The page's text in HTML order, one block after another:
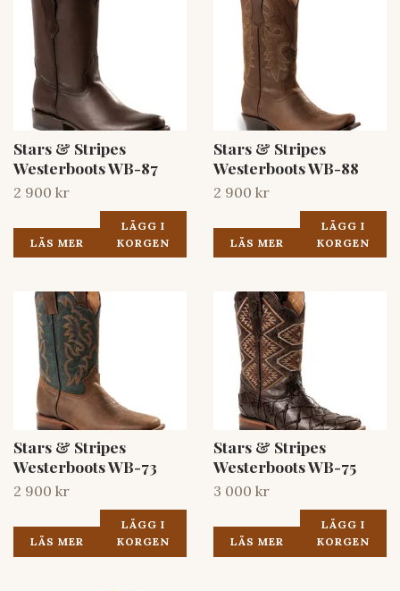
Stars & Stripes
Westerboots WB-87
2 900 kr
LÄS MER
LÄGG I
KORGEN
Stars & Stripes
Westerboots WB-88
2 900 kr
LÄS MER
LÄGG I
KORGEN
Stars & Stripes
Westerboots WB-73
2 900 kr
LÄS MER
LÄGG I
KORGEN
Stars & Stripes
Westerboots WB-75
3 000 kr
LÄS MER
LÄGG I
KORGEN